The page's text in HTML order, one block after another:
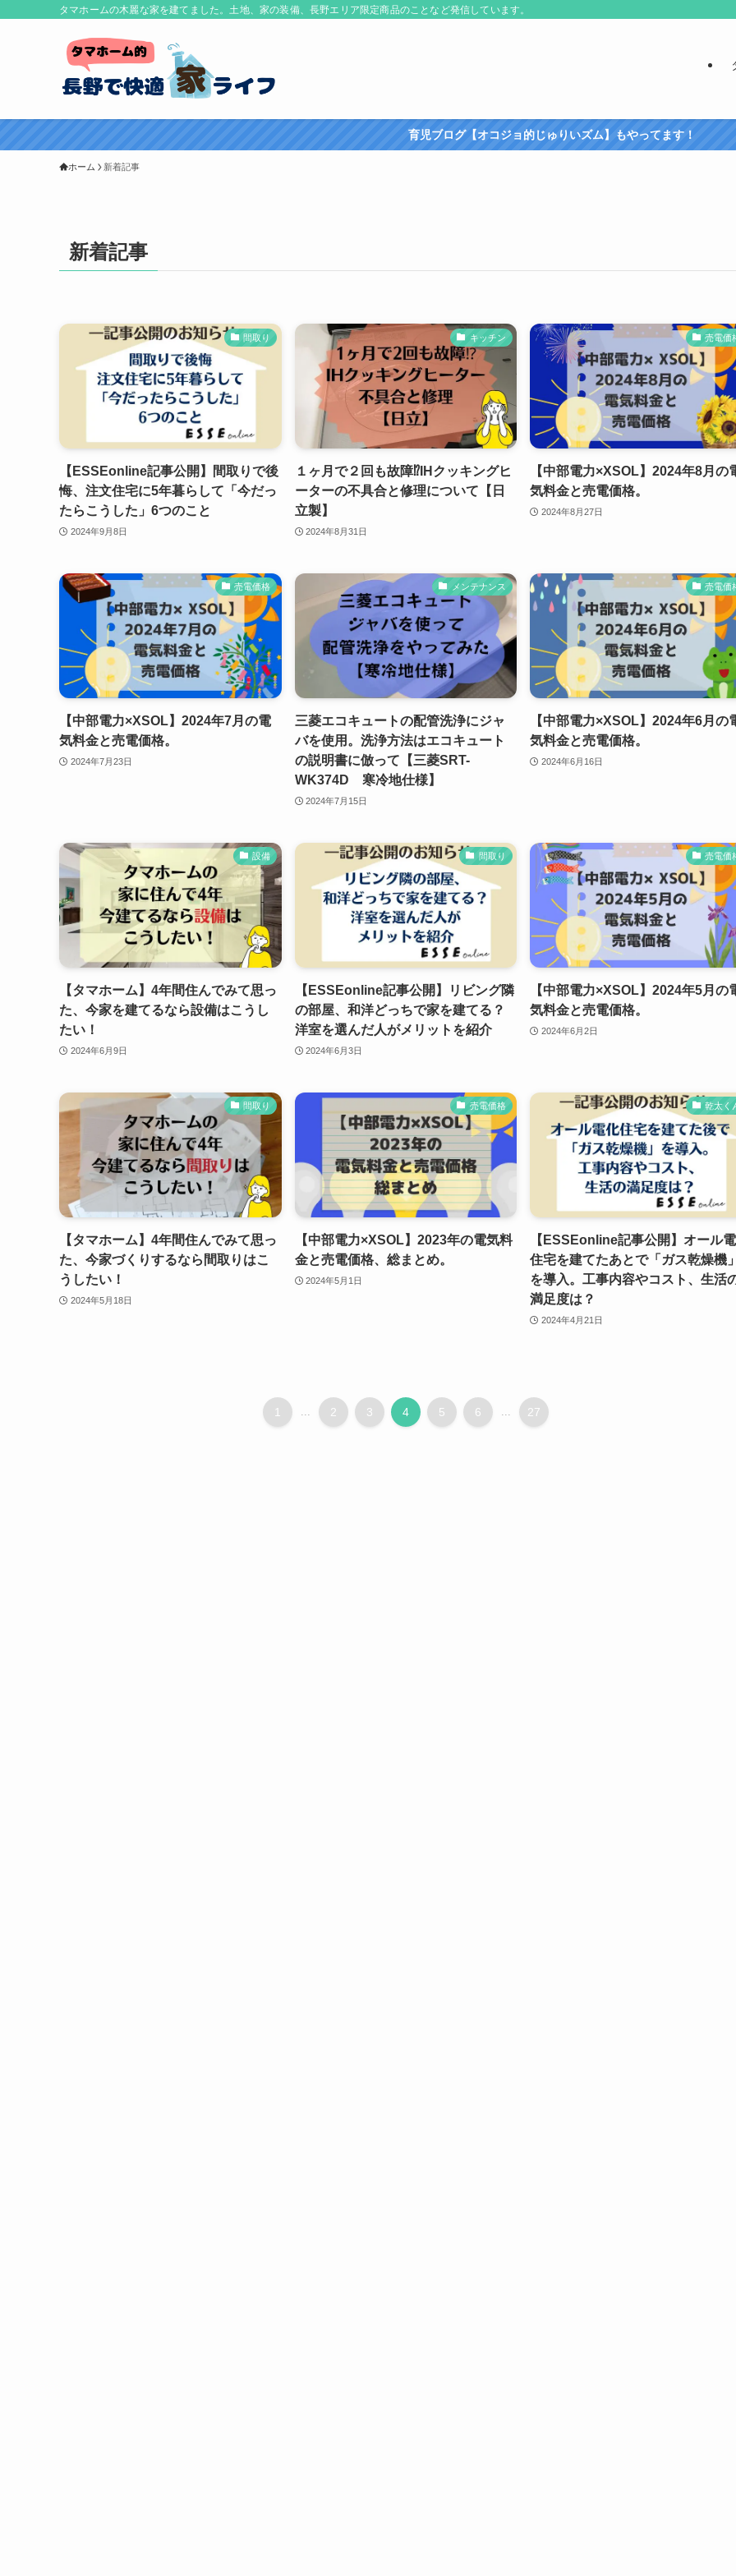
タマホームの木麗な家を建てました。土地、家の装備、長野エリア限定商品のことなど発信しています。
育児ブログ【オコジョ的じゅりいズム】もやってます！
ホーム 新着記事
新着記事
間取り
【ESSEonline記事公開】間取りで後
悔、注文住宅に5年暮らして「今だっ
たらこうした」6つのこと
2024年9月8日
キッチン
１ヶ月で２回も故障⁉IHクッキングヒ
ーターの不具合と修理について【日
立製】
2024年8月31日
売電価
【中部電力×XSOL】2024年8月の
気料金と売電価格。
2024年8月27日
売電価格
【中部電力×XSOL】2024年7月の電
気料金と売電価格。
2024年7月23日
メンテナンス
三菱エコキュートの配管洗浄にジャ
バを使用。洗浄方法はエコキュート
の説明書に倣って【三菱SRT-
WK374D 寒冷地仕様】
2024年7月15日
売電価
【中部電力×XSOL】2024年6月の
気料金と売電価格。
2024年6月16日
設備
【タマホーム】4年間住んでみて思っ
た、今家を建てるなら設備はこうし
たい！
2024年6月9日
間取り
【ESSEonline記事公開】リビング隣
の部屋、和洋どっちで家を建てる？
洋室を選んだ人がメリットを紹介
2024年6月3日
売電価
【中部電力×XSOL】2024年5月の
気料金と売電価格。
2024年6月2日
間取り
【タマホーム】4年間住んでみて思っ
た、今家づくりするなら間取りはこ
うしたい！
2024年5月18日
売電価格
【中部電力×XSOL】2023年の電気料
金と売電価格、総まとめ。
2024年5月1日
乾太く
【ESSEonline記事公開】オール
住宅を建てたあとで「ガス乾燥機
を導入。工事内容やコスト、生活
満足度は？
2024年4月21日
1 2 3 4 5 6 27